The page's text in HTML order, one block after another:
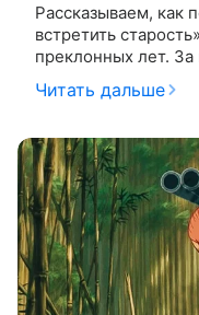
Рассказываем, как
встретить
преклонных лет. За
странах
выросла
Читать дальше